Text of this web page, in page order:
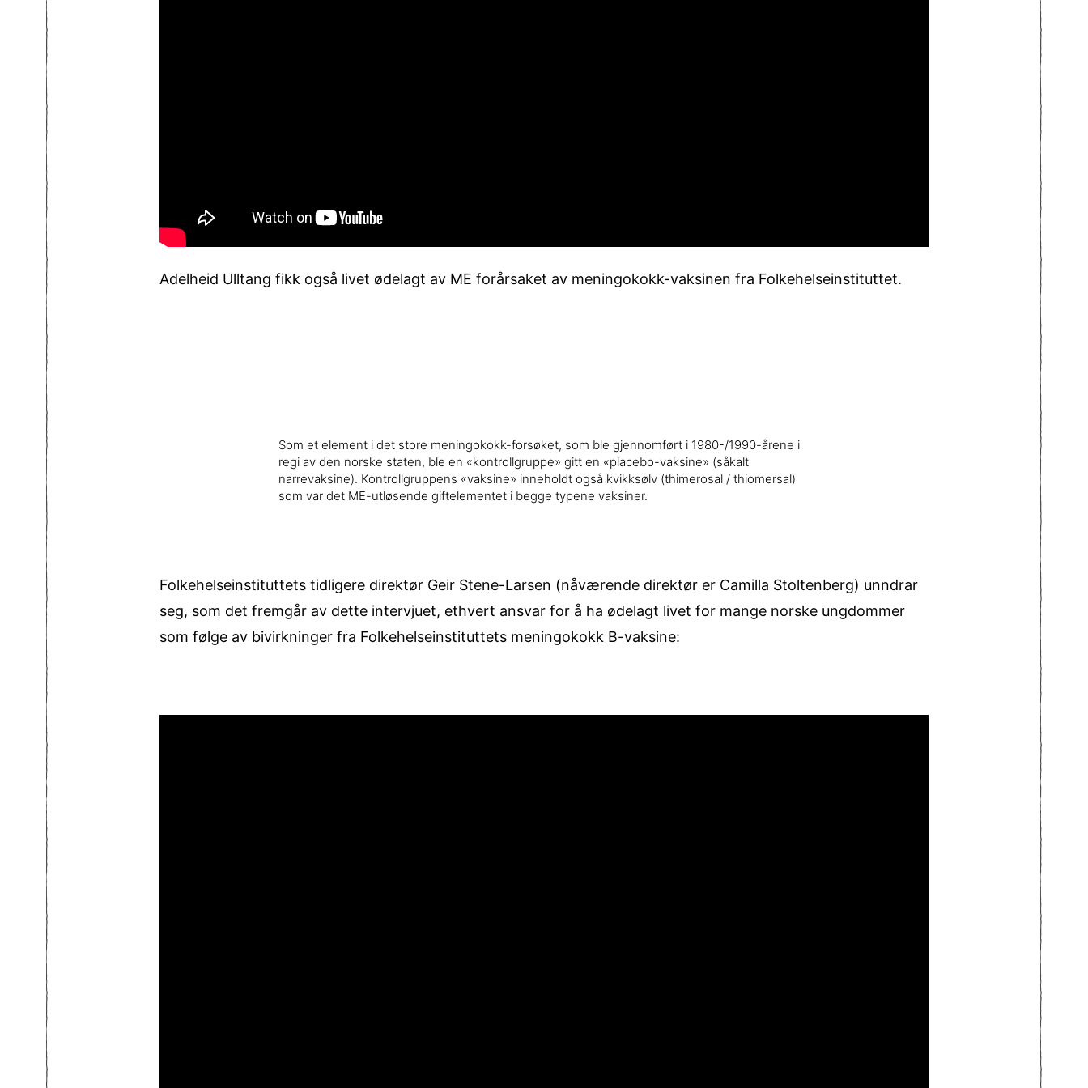
Adelheid Ulltang fikk også livet ødelagt av ME forårsaket av meningokokk-vaksinen fra Folkehelseinstituttet.
Som et element i det store meningokokk-forsøket, som ble gjennomført i 1980-/1990-årene i
regi av den norske staten, ble en «kontrollgruppe» gitt en «placebo-vaksine» (såkalt
narrevaksine). Kontrollgruppens «vaksine» inneholdt også kvikksølv (thimerosal / thiomersal)
som var det ME-utløsende giftelementet i begge typene vaksiner.
Folkehelseinstituttets tidligere direktør Geir Stene-Larsen (nåværende direktør er Camilla Stoltenberg) unndrar
seg, som det fremgår av dette intervjuet, ethvert ansvar for å ha ødelagt livet for mange norske ungdommer
som følge av bivirkninger fra Folkehelseinstituttets meningokokk B-vaksine: